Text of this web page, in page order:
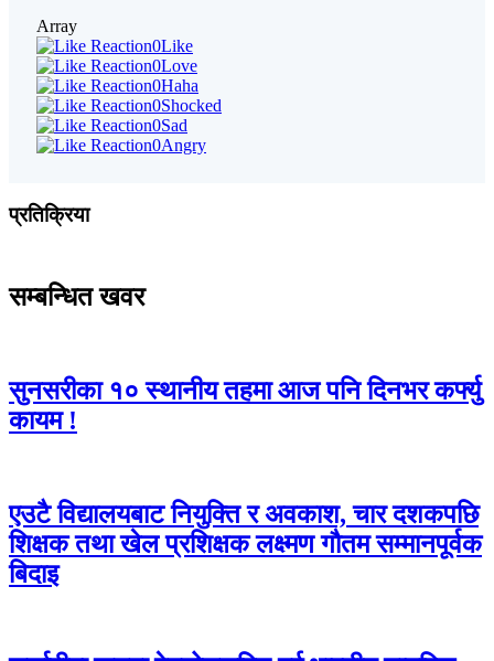
Array
0Like
0Love
0Haha
0Shocked
0Sad
0Angry
प्रतिक्रिया
सम्बन्धित खवर
सुनसरीका १० स्थानीय तहमा आज पनि दिनभर कर्फ्यु
कायम !
एउटै विद्यालयबाट नियुक्ति र अवकाश, चार दशकपछि
शिक्षक तथा खेल प्रशिक्षक लक्ष्मण गौतम सम्मानपूर्वक
बिदाइ